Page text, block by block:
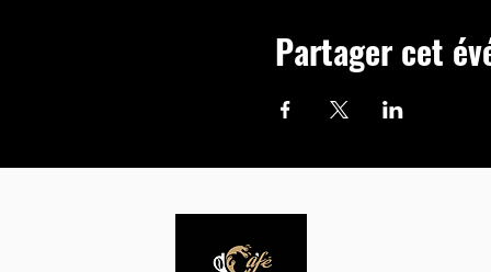
Partager cet